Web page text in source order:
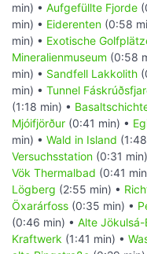
min) • Aufgefüllte Fjorde
min) • Eiderenten (0:58
min) • Exotische
Mineralienmuseum (0:58
min) • Sandfell Lakkolith
min) • Tunnel
(1:18 min) •
Mjóifjörður (0:41 min) •
min) • Wald in Island
Versuchsstation (0:31
Vök Thermalbad (0:41
Lögberg (2:55 min) •
Öxarárfoss (0:35 min) •
(0:46 min) • Alte
Kraftwerk (1:41 min) •